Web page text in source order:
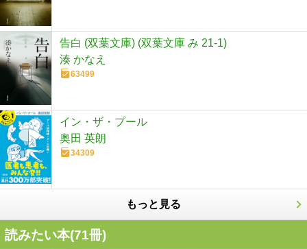
告白 (双葉文庫) (双葉文庫 み 21-1)
湊 かなえ
63499
イン・ザ・プール
奥田 英朗
34309
もっと見る
読みたい本(71冊)